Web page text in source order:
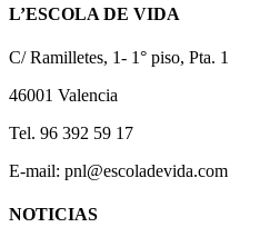
L’ESCOLA DE VIDA
C/ Ramilletes, 1- 1° piso, Pta. 1
46001 Valencia
Tel. 96 392 59 17
E-mail: pnl@escoladevida.com
NOTICIAS